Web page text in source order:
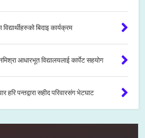
बिदाइ कार्यक्रम
आधारभूत विद्यालयलाई कार्पेट सहयोग
हरि पन्तद्वारा सहीद परिवारसंग भेटघाट